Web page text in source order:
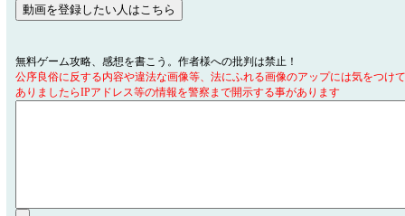
無料ゲーム攻略、感想を書こう。作者様への批判は禁止！
公序良俗に反する内容や違法な画像等、法にふれる画像のアップには気をつけ
ありましたらIPアドレス等の情報を警察まで開示する事があります